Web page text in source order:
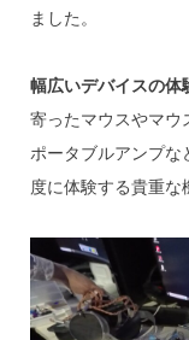
ました。
幅広いデバイスの体
寄ったマウスやマウ
ポータブルアンプな
度に体験する貴重な